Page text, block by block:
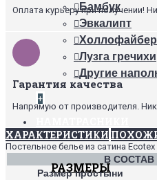
Бамбук
Эвкалипт
Холлофайбер
Лузга гречихи
Другие
+
РАЗМЕРЫ
Оплата курьеру при получении!
Гарантия качества
Напрямую от производителя.
ХАРАКТЕРИСТИКИ
Постельное белье из сатина
В
Размер простыни